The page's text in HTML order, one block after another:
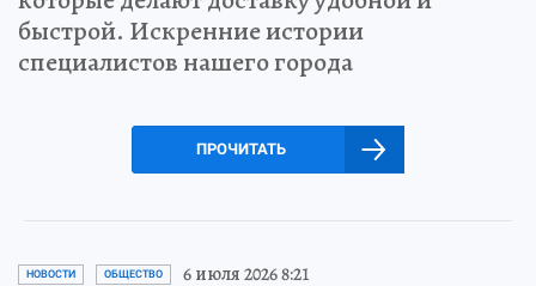
быстрой. Искренние истории
специалистов нашего города
ПРОЧИТАТЬ
НОВОСТИ ОБЩЕСТВО 6 июля 2026 8:21